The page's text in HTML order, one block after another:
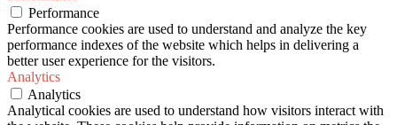
Performance
Performance cookies are used to understand and analyze the key
performance indexes of the website which helps in delivering a
better user experience for the visitors.
Analytics
Analytics
Analytical cookies are used to understand how visitors interact with